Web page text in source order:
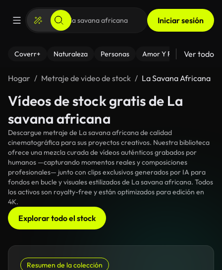
Iniciar sesión
Coverr+ Naturaleza Personas Amor Y Relaciones
Ver todo
Hogar Metraje de video de stock La Savana Africana
Vídeos de stock gratis de La
savana africana
Descargue metraje de La savana africana de calidad
cinematográfica para sus proyectos creativos. Nuestra biblioteca
ofrece una mezcla curada de vídeos auténticos grabados por
humanos —capturando momentos reales y composiciones
profesionales— junto con clips exclusivos generados por IA para
fondos en bucle y visuales estilizados de La savana africana. Todos
los activos son royalty-free y están optimizados para edición en
4K.
Explorar todo el stock
Resumen de la colección